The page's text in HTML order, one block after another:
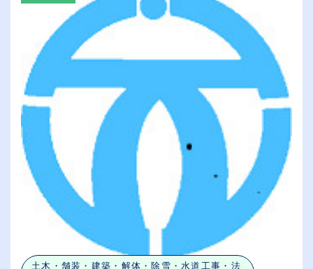
土木・舗装・建築・解体・除雪・水道工事・法